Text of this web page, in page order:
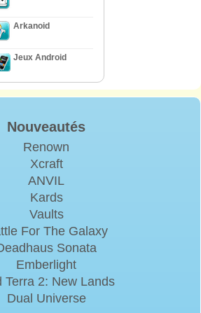
Arkanoid
Jeux Android
Nouveautés
Renown
Xcraft
ANVIL
Kards
Vaults
For The Galaxy
Sonata
Emberlight
Terra 2: New Lands
Dual Universe